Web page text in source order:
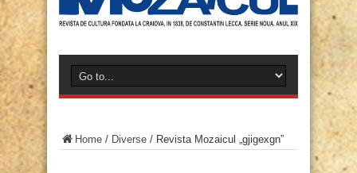
Home / Diverse / Revista Mozaicul „gjigexgn”